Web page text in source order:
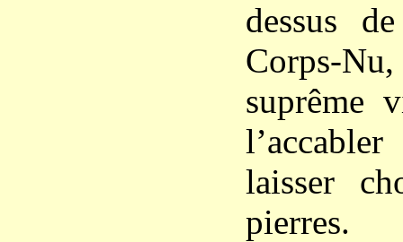
dessus
Corps-
suprême
laisser
pierres.